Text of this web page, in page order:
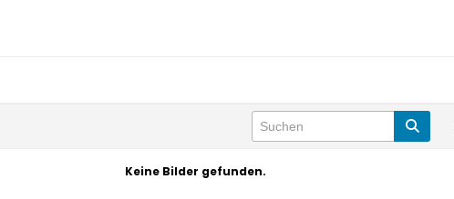
Keine Bilder gefunden.